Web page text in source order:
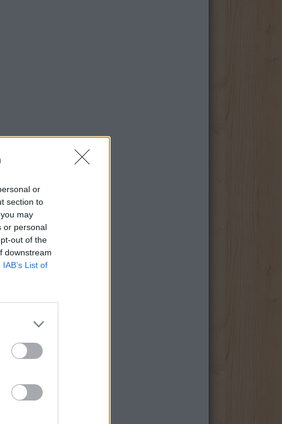
or
section to
may
or personal
out of the
downstream
IAB’s List of